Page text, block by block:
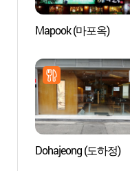
Mapook (마포옥)
Dohajeong (도하정)